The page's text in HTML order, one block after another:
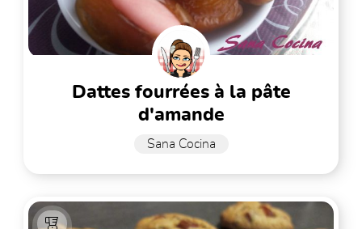
dattes fourrées à la pâte
d'amande
Sana Cocina